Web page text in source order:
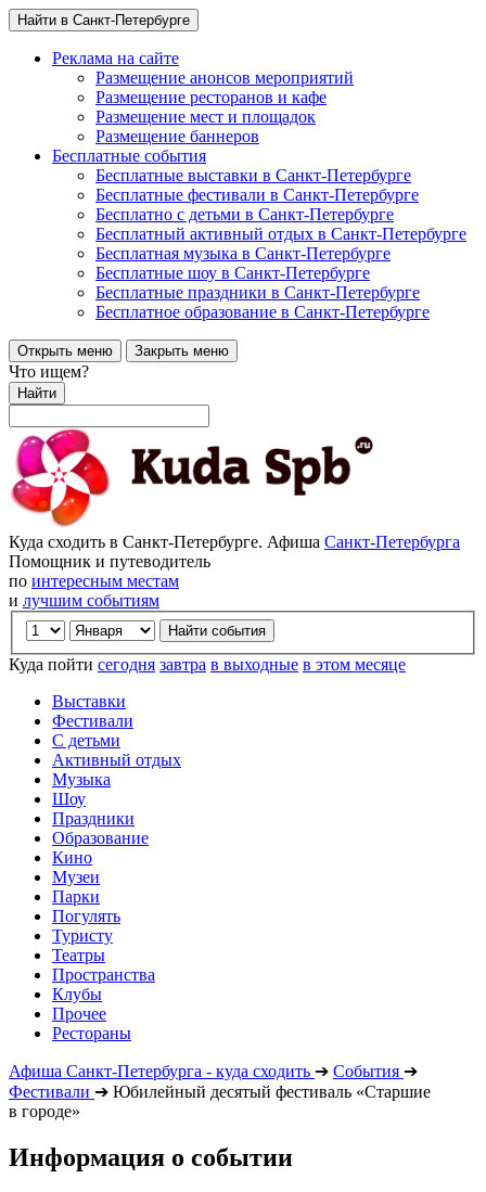
Найти в Санкт-Петербурге
Реклама на сайте
Размещение анонсов мероприятий
Размещение ресторанов и кафе
Размещение мест и площадок
Размещение баннеров
Бесплатные события
Бесплатные выставки в Санкт-Петербурге
Бесплатные фестивали в Санкт-Петербурге
Бесплатно с детьми в Санкт-Петербурге
Бесплатный активный отдых в Санкт-Петербурге
Бесплатная музыка в Санкт-Петербурге
Бесплатные шоу в Санкт-Петербурге
Бесплатные праздники в Санкт-Петербурге
Бесплатное образование в Санкт-Петербурге
Открыть меню Закрыть меню
Что ищем?
Найти
Куда сходить в Санкт-Петербурге. Афиша Санкт-Петербурга
Помощник и путеводитель
по интересным местам
и лучшим событиям
Куда пойти сегодня завтра в выходные в этом месяце
Выставки
Фестивали
С детьми
Активный отдых
Музыка
Шоу
Праздники
Образование
Кино
Музеи
Парки
Погулять
Туристу
Театры
Пространства
Клубы
Прочее
Рестораны
Афиша Санкт-Петербурга - куда сходить ➔ События ➔
Фестивали ➔ Юбилейный десятый фестиваль «Старшие
в городе»
Информация о событии